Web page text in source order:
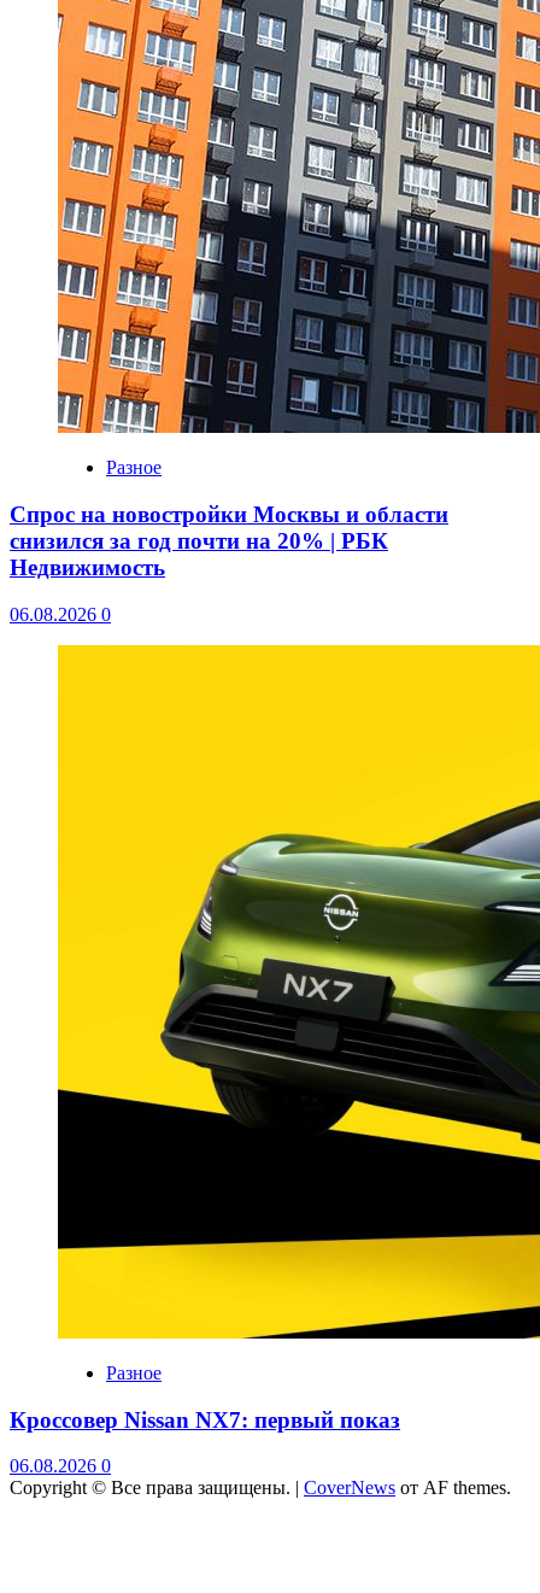
Разное
Спрос на новостройки Москвы и области
снизился за год почти на 20% | РБК
Недвижимость
06.08.2026 0
Разное
Кроссовер Nissan NX7: первый показ
06.08.2026 0
Copyright © Все права защищены. | CoverNews от AF themes.